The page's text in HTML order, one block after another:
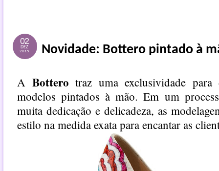
02
DEZ
2015
A Botterotraz uma exclusividade
modelos pintados à mão. Em um
muita dedicação e delicadeza, as
estilo na medida exata para encantar as